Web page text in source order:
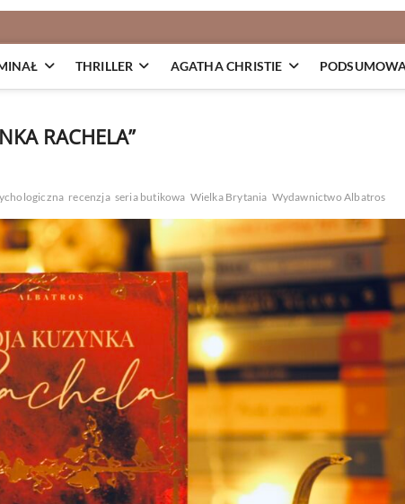
THRILLER AGATHA CHRISTIE
RACHELA”
recenzja seria butikowa Wielka Brytania Wydawnictwo Albatros